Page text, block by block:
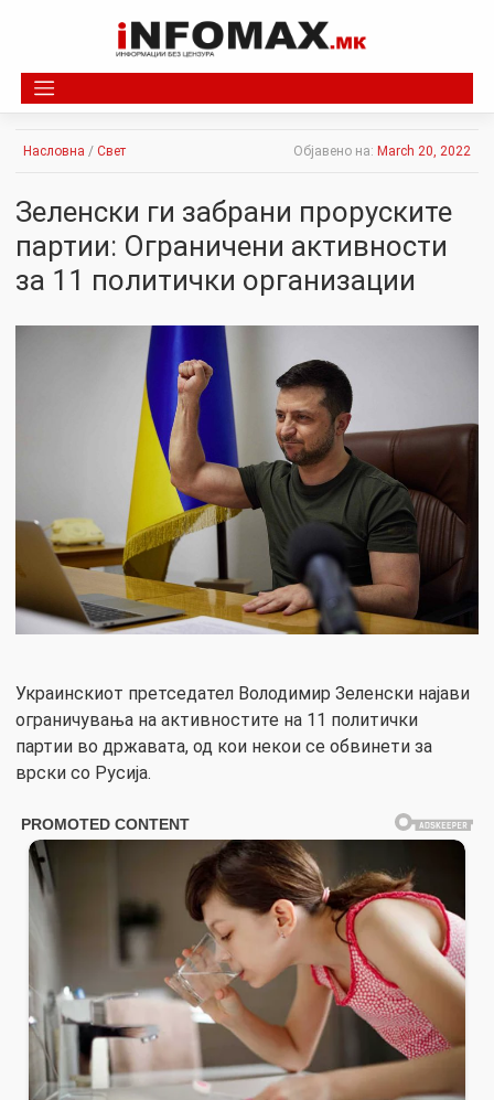
Насловна / Свет Објавено на: March 20, 2022
Зеленски ги забрани проруските
партии: Ограничени активности
за 11 политички организации
Украинскиот претседател Володимир Зеленски најави
ограничувања на активностите на 11 политички
партии во државата, од кои некои се обвинети за
врски со Русија.